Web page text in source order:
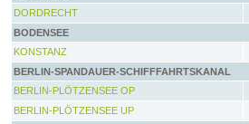
DORDRECHT
BODENSEE
KONSTANZ
BERLIN-SPANDAUER-SCHIFFFAHRTSKANAL
BERLIN-PLÖTZENSEE OP
BERLIN-PLÖTZENSEE UP